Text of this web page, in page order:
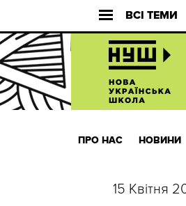
ВСІ ТЕМИ
ПРО НАС НОВИНИ
15 Квітня